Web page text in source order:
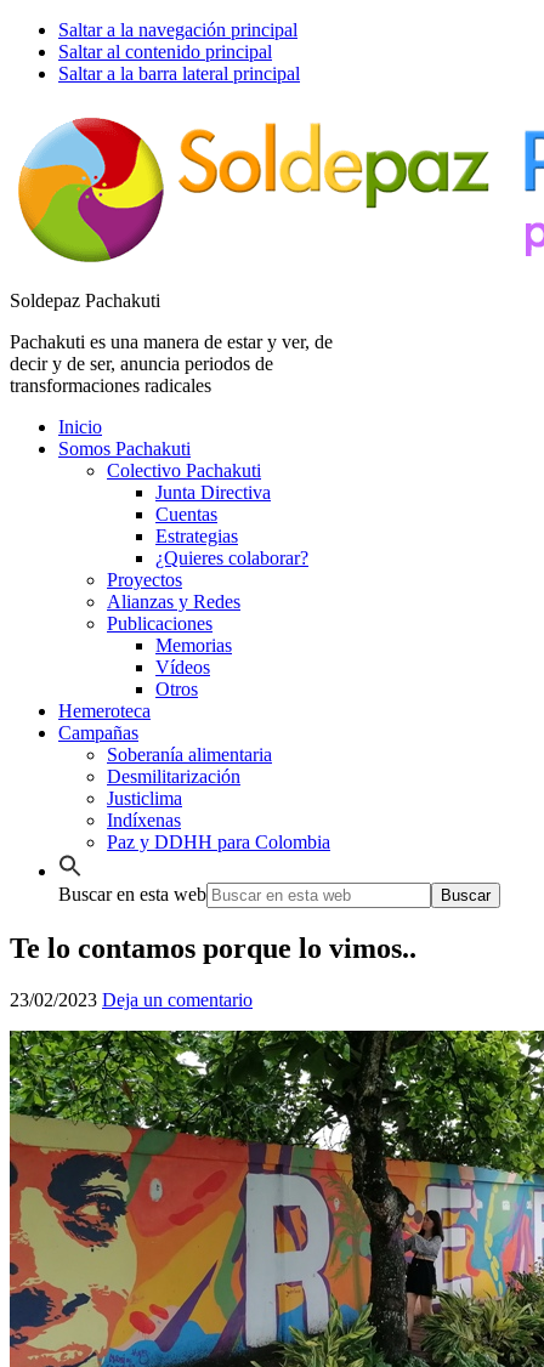
Saltar a la navegación principal
Saltar al contenido principal
Saltar a la barra lateral principal
Soldepaz Pachakuti
Pachakuti es una manera de estar y ver, de
decir y de ser, anuncia periodos de
transformaciones radicales
Inicio
Somos Pachakuti
Colectivo Pachakuti
Junta Directiva
Cuentas
Estrategias
¿Quieres colaborar?
Proyectos
Alianzas y Redes
Publicaciones
Memorias
Vídeos
Otros
Hemeroteca
Campañas
Soberanía alimentaria
Desmilitarización
Justiclima
Indíxenas
Paz y DDHH para Colombia
Buscar en esta web
Te lo contamos porque lo vimos..
23/02/2023 Deja un comentario